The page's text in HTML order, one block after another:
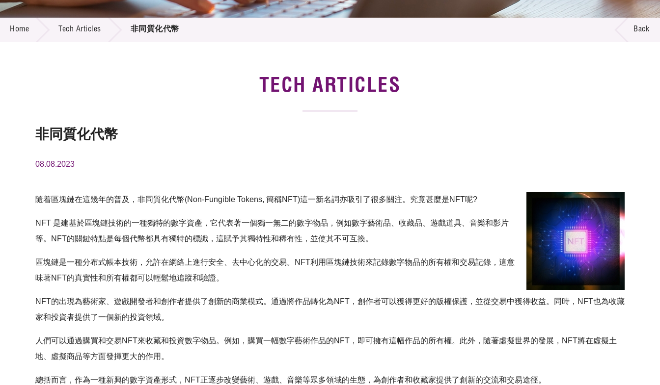
Call for Proposals
Resource Center
Home Tech Articles 非同質化代幣 Back
TECH ARTICLES
非同質化代幣
08.08.2023
隨着區塊鏈在這幾年的普及，非同質化代幣(Non-Fungible Tokens, 簡稱NFT)這一新名詞亦吸引了很多關注。究竟甚麼是NFT呢?
NFT 是建基於區塊鏈技術的一種獨特的數字資產，它代表著一個獨一無二的數字物品，例如數字藝術品、收藏品、遊戲道具、音樂和影片
等。NFT的關鍵特點是每個代幣都具有獨特的標識，這賦予其獨特性和稀有性，並使其不可互換。
區塊鏈是一種分布式帳本技術，允許在網絡上進行安全、去中心化的交易。NFT利用區塊鏈技術來記錄數字物品的所有權和交易記錄，這意
味著NFT的真實性和所有權都可以輕鬆地追蹤和驗證。
NFT的出現為藝術家、遊戲開發者和創作者提供了創新的商業模式。通過將作品轉化為NFT，創作者可以獲得更好的版權保護，並從交易中獲得收益。同時，NFT也為收藏
家和投資者提供了一個新的投資領域。
人們可以通過購買和交易NFT來收藏和投資數字物品。例如，購買一幅數字藝術作品的NFT，即可擁有這幅作品的所有權。此外，隨著虛擬世界的發展，NFT將在虛擬土
地、虛擬商品等方面發揮更大的作用。
總括而言，作為一種新興的數字資產形式，NFT正逐步改變藝術、遊戲、音樂等眾多領域的生態，為創作者和收藏家提供了創新的交流和交易途徑。